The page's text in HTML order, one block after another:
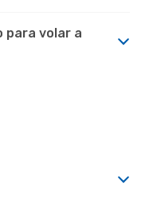
para volar a